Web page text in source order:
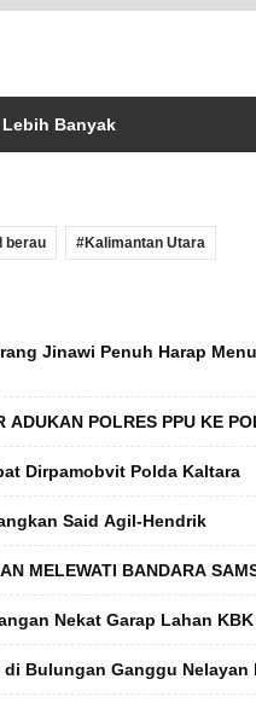
Banyak
berau Kalimantan Utara
Jinawi Penuh Harap
ADUKAN POLRES PPU KE
Dirpamobvit Polda Kaltara
Said Agil-Hendrik
MELEWATI BANDARA
Nekat Garap Lahan KBK
Bulungan Ganggu Nelayan